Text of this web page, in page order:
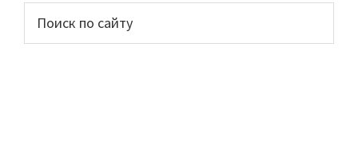
Основной
сайдбар